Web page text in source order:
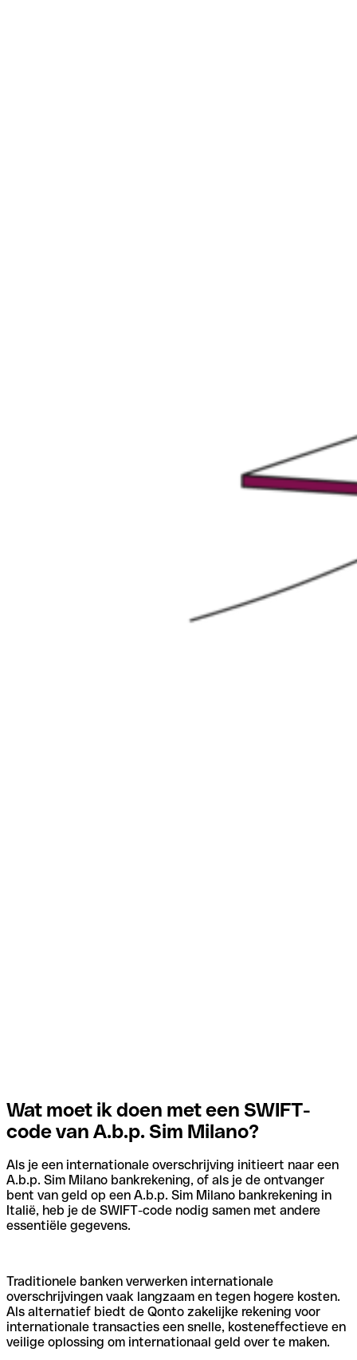
Wat moet ik doen met een SWIFT-
code van A.b.p. Sim Milano?
Als je een internationale overschrijving initieert naar een
A.b.p. Sim Milano bankrekening, of als je de ontvanger
bent van geld op een A.b.p. Sim Milano bankrekening in
Italië, heb je de SWIFT-code nodig samen met andere
essentiële gegevens.
Traditionele banken verwerken internationale
overschrijvingen vaak langzaam en tegen hogere kosten.
Als alternatief biedt de Qonto zakelijke rekening voor
internationale transacties een snelle, kosteneffectieve en
veilige oplossing om internationaal geld over te maken.